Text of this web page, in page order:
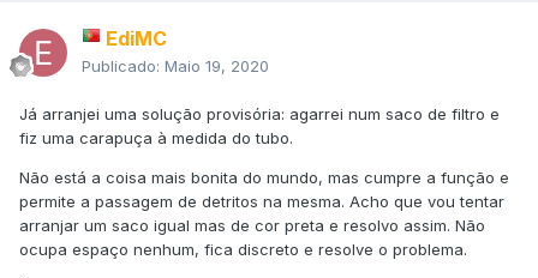
EdiMC
Publicado: Maio 19, 2020
Já arranjei uma solução provisória: agarrei num saco de filtro e
fiz uma carapuça à medida do tubo.
Não está a coisa mais bonita do mundo, mas cumpre a função e
permite a passagem de detritos na mesma. Acho que vou tentar
arranjar um saco igual mas de cor preta e resolvo assim. Não
ocupa espaço nenhum, fica discreto e resolve o problema.